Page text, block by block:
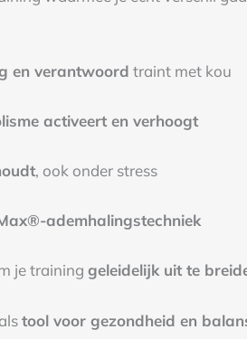
en verantwoord traint met kou
activeert en verhoogt
, ook onder stress
ademhalingstechniek
je traininggeleidelijk uit te
tool voor gezondheid en